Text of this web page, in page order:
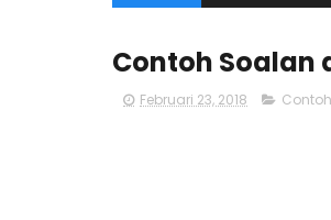
Contoh Soalan
Februari 23, 2018